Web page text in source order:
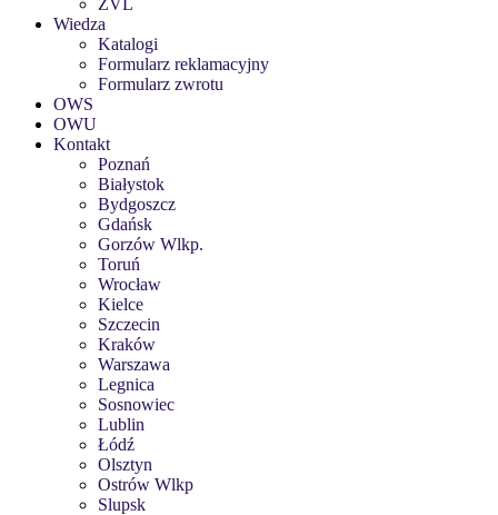
ZVL
Wiedza
Katalogi
Formularz reklamacyjny
Formularz zwrotu
OWS
OWU
Kontakt
Poznań
Białystok
Bydgoszcz
Gdańsk
Gorzów Wlkp.
Toruń
Wrocław
Kielce
Szczecin
Kraków
Warszawa
Legnica
Sosnowiec
Lublin
Łódź
Olsztyn
Ostrów Wlkp
Slupsk